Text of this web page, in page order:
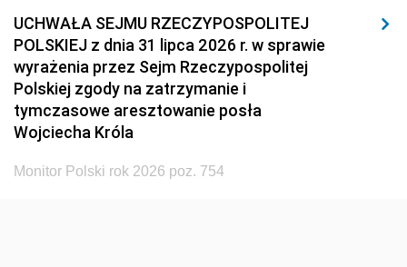
UCHWAŁA SEJMU RZECZYPOSPOLITEJ
POLSKIEJ z dnia 31 lipca 2026 r. w sprawie
wyrażenia przez Sejm Rzeczypospolitej
Polskiej zgody na zatrzymanie i
tymczasowe aresztowanie posła
Wojciecha Króla
Monitor Polski rok 2026 poz. 754